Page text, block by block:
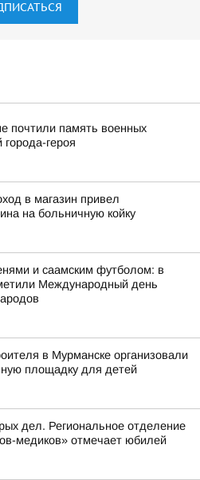
почтили память военных
города-героя
в магазин привел
на больничную койку
и саамским футболом: в
Международный день
в Мурманске организовали
площадку для детей
дел. Региональное отделение
медиков» отмечает юбилей